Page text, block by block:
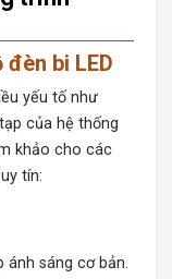
bi LED
yếu tố như
của hệ thống
khảo cho các
tín:
ánh sáng cơ bản.